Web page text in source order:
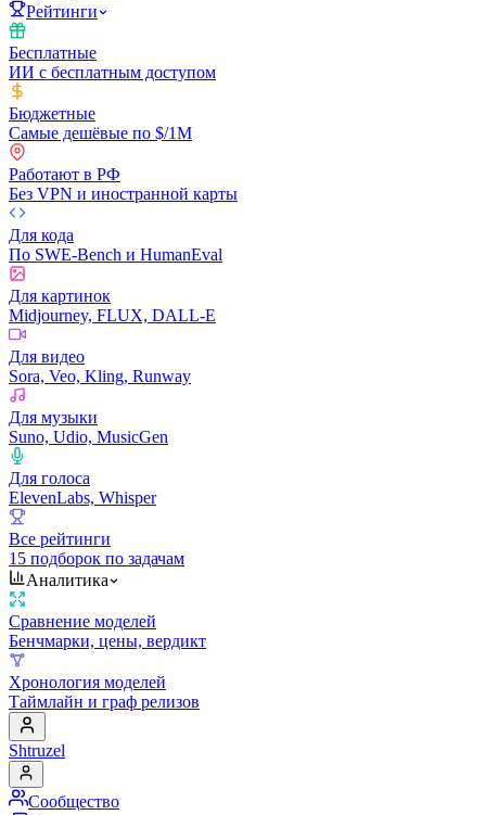
Рейтинги
Бесплатные
ИИ с бесплатным доступом
Бюджетные
Самые дешёвые по $/1M
Работают в РФ
Без VPN и иностранной карты
Для кода
По SWE-Bench и HumanEval
Для картинок
Midjourney, FLUX, DALL-E
Для видео
Sora, Veo, Kling, Runway
Для музыки
Suno, Udio, MusicGen
Для голоса
ElevenLabs, Whisper
Все рейтинги
15 подборок по задачам
Аналитика
Сравнение моделей
Бенчмарки, цены, вердикт
Хронология моделей
Таймлайн и граф релизов
Shtruzel
Сообщество